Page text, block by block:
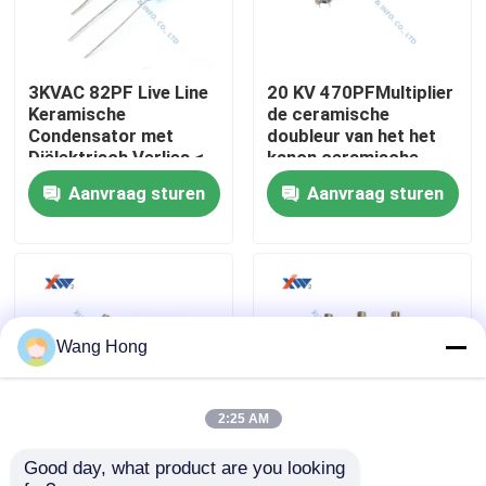
Ongeveer ons
Fabrieksreis
Kwaliteitscontrole
Verzoek om een Citaat
Hoogspannings Ceramische Condensator
De Condensatoren van de hoogspanningsdeurknop
3KVAC 82PF Live Line
Keramische
Condensator met
Diëlektrisch Verlies <
0.004 voor
Hoogspanningsschakelapparatuur
Aanvraag sturen
20 KV 470PFMultiplier
de ceramische
doubleur van het het
kanon ceramische
condensator
geïntegreerde voltage
van het condensator
Aanvraag sturen
15kv AC 75pF de hoge
Fabrieksafzet van
Wang Hong
2:25 AM
Good day, what product are you looking